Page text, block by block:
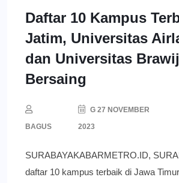
Daftar 10 Kampus
Jatim, Universitas
dan Universitas
Bersaing
BAGUS
G 27 NOVEMBER
2023
SURABAYAKABARMETRO.ID,
daftar 10 kampus terbaik di Jawa